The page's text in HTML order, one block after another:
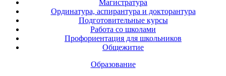
Магистратура
Ординатура, аспирантура и докторантура
Подготовительные курсы
Работа со школами
Профориентация для школьников
Общежитие
Образование